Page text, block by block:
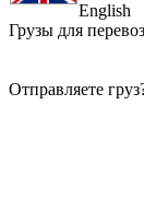
English
Грузы для
Отправляете